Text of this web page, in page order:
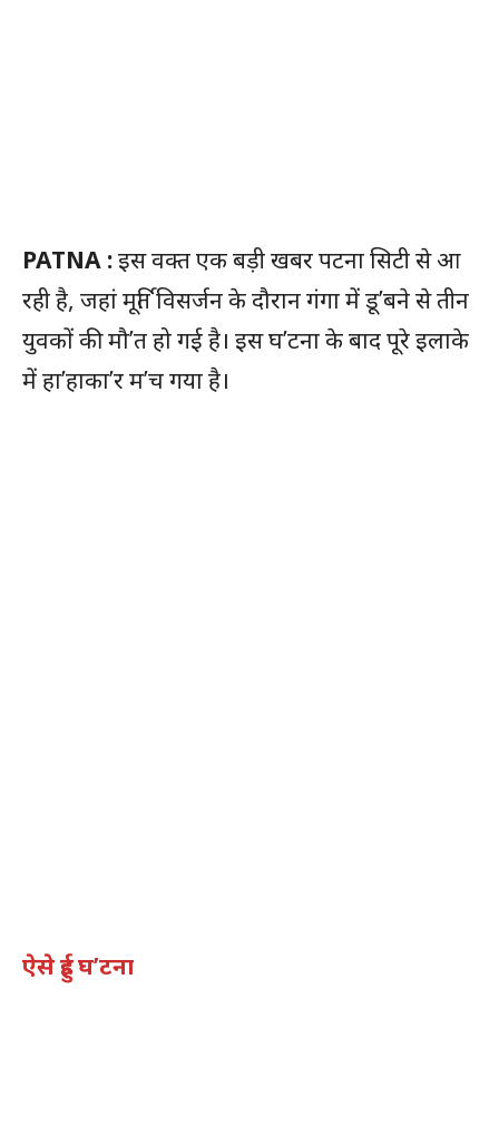
PATNA :इस वक्त एक बड़ी खबर पटना सिटी से आ
रही है, जहां मूर्ति विसर्जन के दौरान गंगा में डू’बने से तीन
युवकों की मौ’त हो गई है। इस घ’टना के बाद पूरे इलाके
में हा’हाका’र म’च गया है।
ऐसे हुई घ’टना